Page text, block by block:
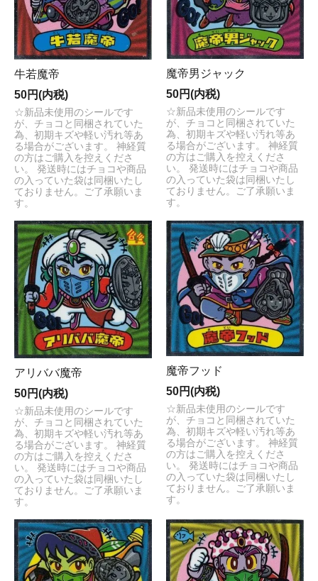
牛若魔帝
50円(内税)
☆新品未使用のシールです
が、チョコと同梱されていた
為、初期キズや軽い汚れ等あ
る場合がございます。 神経質
の方はご購入を控えくださ
い。 発送時にはチョコや商品
の入っていた袋は同梱いたし
ておりません。ご了承願いま
す。
魔帝男ジャック
50円(内税)
☆新品未使用のシールです
が、チョコと同梱されていた
為、初期キズや軽い汚れ等あ
る場合がございます。 神経質
の方はご購入を控えくださ
い。 発送時にはチョコや商品
の入っていた袋は同梱いたし
ておりません。ご了承願いま
す。
アリババ魔帝
50円(内税)
☆新品未使用のシールです
が、チョコと同梱されていた
為、初期キズや軽い汚れ等あ
る場合がございます。 神経質
の方はご購入を控えくださ
い。 発送時にはチョコや商品
の入っていた袋は同梱いたし
ておりません。ご了承願いま
す。
魔帝フッド
50円(内税)
☆新品未使用のシールです
が、チョコと同梱されていた
為、初期キズや軽い汚れ等あ
る場合がございます。 神経質
の方はご購入を控えくださ
い。 発送時にはチョコや商品
の入っていた袋は同梱いたし
ておりません。ご了承願いま
す。